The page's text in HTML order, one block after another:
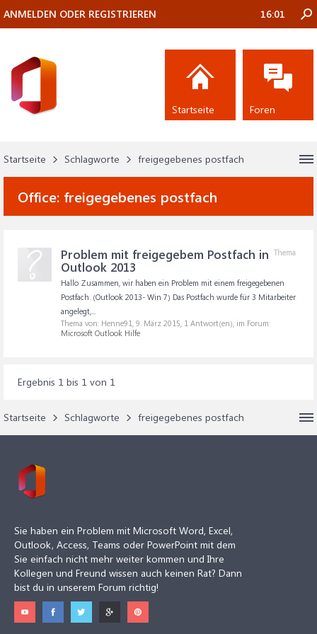
Startseite Schlagworte freigegebenes postfach
Office: freigegebenes postfach
Thema
Problem mit freigegebem Postfach in
Outlook 2013
Hallo Zusammen, wir haben ein Problem mit einem freigegebenen
Postfach. (Outlook 2013- Win 7) Das Postfach wurde für 3 Mitarbeiter
angelegt,...
Thema von: Henne91, 9. März 2015, 1 Antwort(en), im Forum:
Microsoft Outlook Hilfe
Ergebnis 1 bis 1 von 1
Startseite Schlagworte freigegebenes postfach
ANMELDEN ODER REGISTRIEREN 16:01
Startseite Foren
Sie haben ein Problem mit Microsoft Word, Excel,
Outlook, Access, Teams oder PowerPoint mit dem
Sie einfach nicht mehr weiter kommen und Ihre
Kollegen und Freund wissen auch keinen Rat? Dann
bist du in unserem Forum richtig!